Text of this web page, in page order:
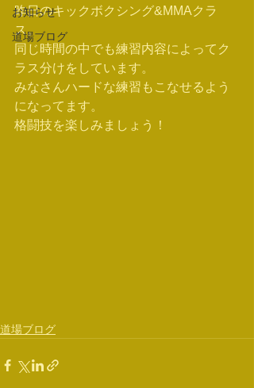
お知らせ
道場ブログ
昨日のキックボクシング&MMAクラ
ス。
同じ時間の中でも練習内容によってク
ラス分けをしています。
みなさんハードな練習もこなせるよう
になってます。
格闘技を楽しみましょう！
道場ブログ